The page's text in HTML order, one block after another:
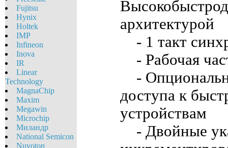
Fujitsu
Hynix
Holtek
IMP
Infineon
Inova
IR
Linear
Technology
MagnaChip
Maxim
Megawin
Microchip
Миландр
National Semicon
Nuvoton
архитектурой
- 1 такт
- Рабочая
-
доступа к
устройствам
- Двойные